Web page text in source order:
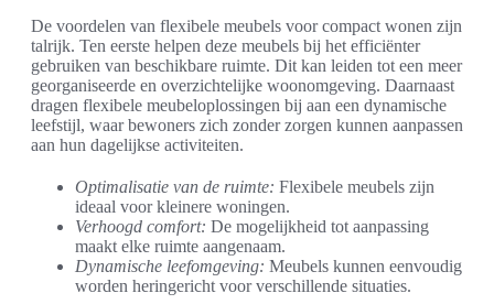
De voordelen van flexibele meubels voor compact wonen zijn
talrijk. Ten eerste helpen deze meubels bij het efficiënter
gebruiken van beschikbare ruimte. Dit kan leiden tot een meer
georganiseerde en overzichtelijke woonomgeving. Daarnaast
dragen flexibele meubeloplossingen bij aan een dynamische
leefstijl, waar bewoners zich zonder zorgen kunnen aanpassen
aan hun dagelijkse activiteiten.
Optimalisatie van de ruimte: Flexibele meubels zijn
ideaal voor kleinere woningen.
Verhoogd comfort: De mogelijkheid tot aanpassing
maakt elke ruimte aangenaam.
Dynamische leefomgeving: Meubels kunnen eenvoudig
worden heringericht voor verschillende situaties.